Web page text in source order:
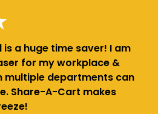
a huge time saver! I am
for my workplace &
multiple departments can
Share-A-Cart makes